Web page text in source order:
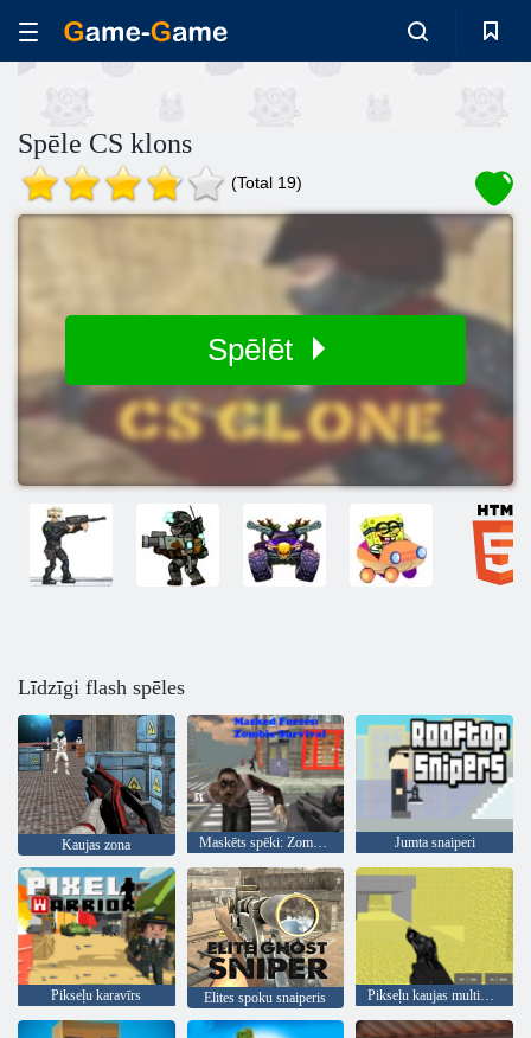
Spēle CS klons
(Total 19)
Spēlēt
Līdzīgi flash spēles
Kaujas zona Maskēts spēki: Zombie Survival Jumta snaiperi
Pikseļu karavīrs Elites spoku snaiperis Pikseļu kaujas multiplayer